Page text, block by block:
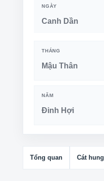
NGÀY
Canh Dần
THÁNG
Mậu Thân
NĂM
Đinh Hợi
Tổng quan Cát hung